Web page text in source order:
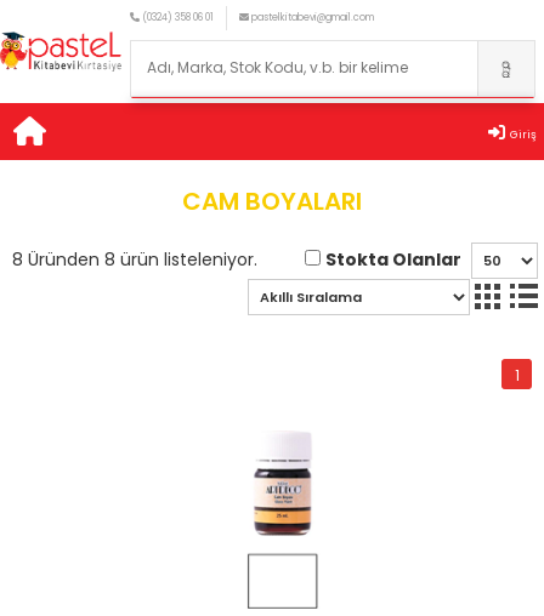
(0324) 358 06 01 pastelkitabevi@gmail.com
Giriş
CAM BOYALARI
8 Üründen 8 ürün listeleniyor. Stokta Olanlar
1